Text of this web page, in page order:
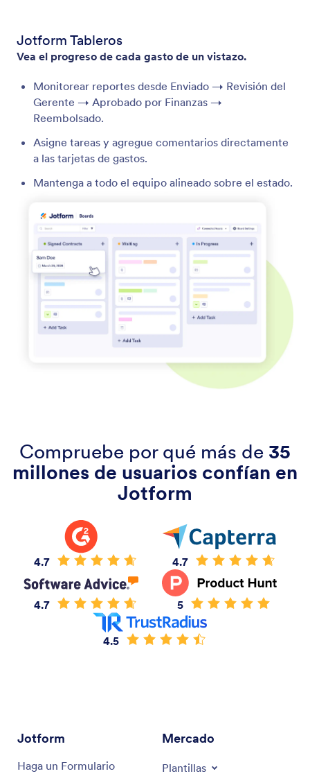
Jotform Tableros
Vea el progreso de cada gasto de un vistazo.
Monitorear reportes desde Enviado → Revisión del
Gerente → Aprobado por Finanzas →
Reembolsado.
Asigne tareas y agregue comentarios directamente
a las tarjetas de gastos.
Mantenga a todo el equipo alineado sobre el estado.
Compruebe por qué más de 35
millones de usuarios confían en
Jotform
4.7 4.7
4.7 5
4.5
Jotform
Haga un Formulario
Mercado
Plantillas